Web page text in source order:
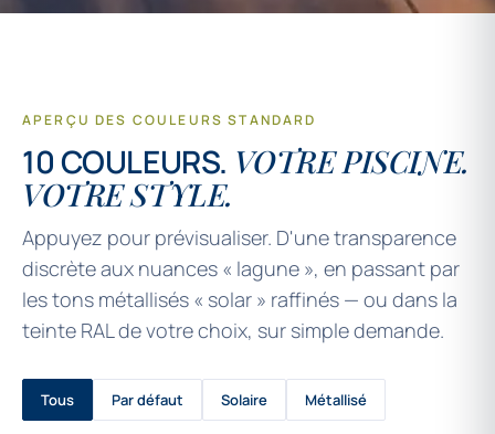
APERÇU DES COULEURS STANDARD
10 COULEURS. VOTRE PISCINE.
VOTRE STYLE.
Appuyez pour prévisualiser. D'une transparence
discrète aux nuances « lagune », en passant par
les tons métallisés « solar » raffinés — ou dans la
teinte RAL de votre choix, sur simple demande.
Tous Par défaut Solaire Métallisé